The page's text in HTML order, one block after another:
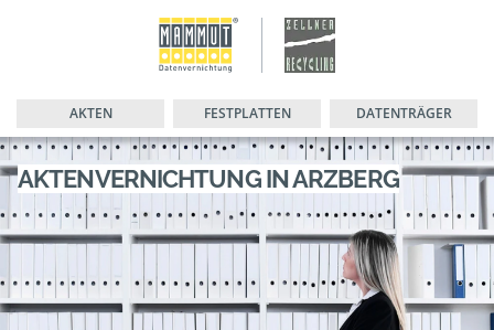
AKTEN FESTPLATTEN DATENTRÄGER
AKTENVERNICHTUNG IN ARZBERG